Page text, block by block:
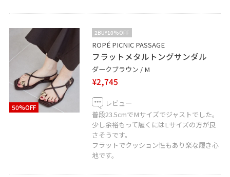
50%OFF
2BUY10%OFF
ROPÉ PICNIC PASSAGE
フラットメタルトングサンダル
ダークブラウン / M
¥2,745
レビュー
普段23.5cmでMサイズでジャストでした。
少し余裕もって履くにはLサイズの方が良
さそうです。
フラットでクッション性もあり楽な履き心
地です。